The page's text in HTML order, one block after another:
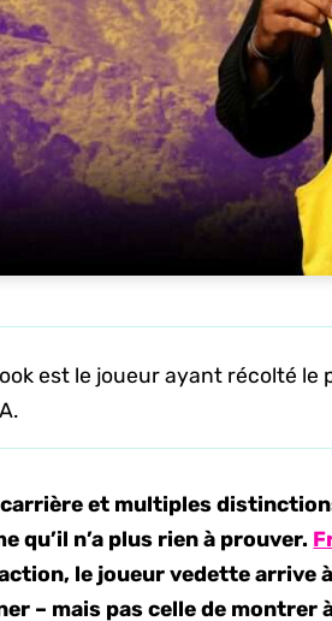
est le joueur ayant récolté le
et multiples
qu’il n’a plus rien à prouver.
le joueur vedette arrive
– mais pas celle de montrer